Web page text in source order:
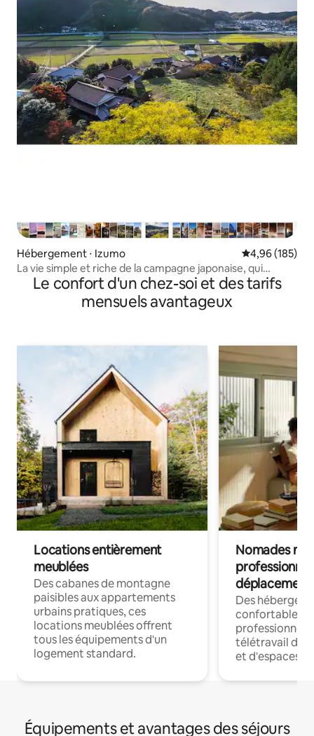
Hébergement ⋅ Izumo Évaluation
4,96 (185)
La vie simple et riche de la campagne japonaise, qui
perdure depuis l'époque d'Edo !
Le confort d'un chez-soi et des tarifs
mensuels avantageux
Locations entièrement
meublées
Des cabanes de montagne
paisibles aux appartements
urbains pratiques, ces
locations meublées offrent
tous les équipements d'un
logement standard.
Nomades
déplacement
Des
confortables
professionnels
télétravail
et d'espaces
Équipements et avantages des séjours